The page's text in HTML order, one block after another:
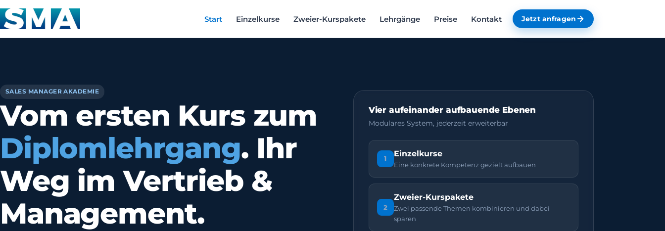
Start Einzelkurse Zweier-Kurspakete Lehrgänge Preise Kontakt Jetzt anfragen
SALES MANAGER AKADEMIE
Vom ersten Kurs zum
Diplomlehrgang. Ihr
Weg im Vertrieb &
Management.
Vier aufeinander aufbauende Ebenen
Modulares System, jederzeit erweiterbar
1
Einzelkurse
Eine konkrete Kompetenz gezielt aufbauen
2
Zweier-Kurspakete
Zwei passende Themen kombinieren und dabei
sparen